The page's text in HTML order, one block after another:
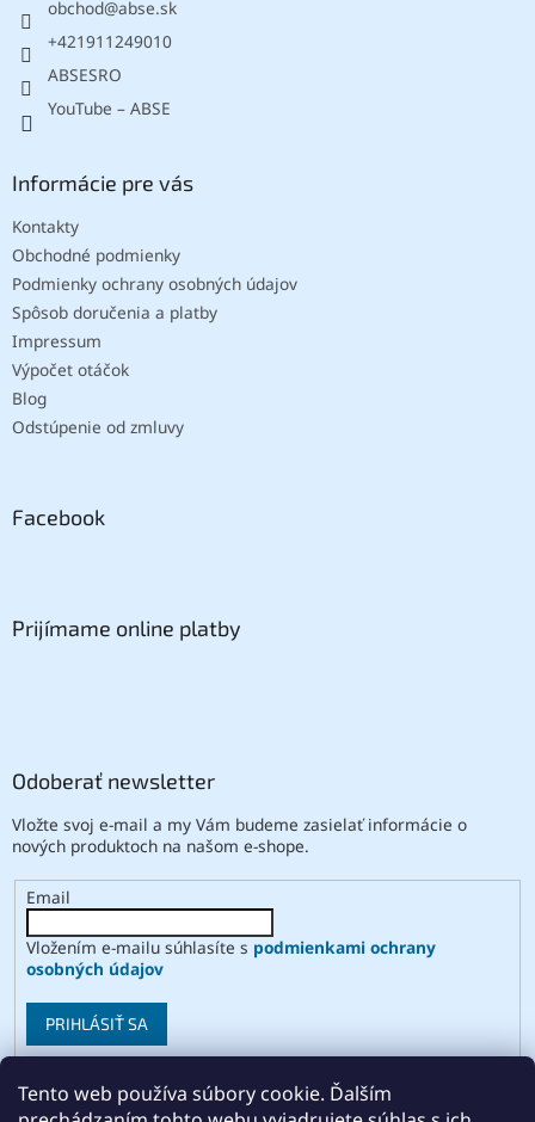
Tento web používa súbory cookie. Ďalším
obchod@abse.sk
+421911249010
ABSESRO
YouTube – ABSE
Informácie pre vás
Kontakty
Obchodné podmienky
Podmienky ochrany osobných údajov
Spôsob doručenia a platby
Impressum
Výpočet otáčok
Blog
Odstúpenie od zmluvy
Facebook
Prijímame online platby
Odoberať newsletter
Vložte svoj e-mail a my Vám budeme zasielať informácie o
nových produktoch na našom e-shope.
Email
Vložením e-mailu súhlasíte s podmienkami ochrany
osobných údajov
PRIHLÁSIŤ SA